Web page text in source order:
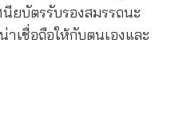
ยบัตรรับรองสมรรถนะ
เชื่อถือให้กับตนเองและ